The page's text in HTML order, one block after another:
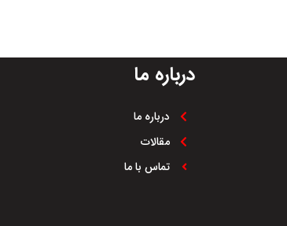
درباره ما
درباره ما
مقالات
تماس با ما